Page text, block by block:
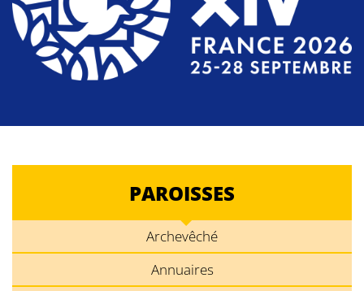
PAROISSES
Archevêché
Annuaires